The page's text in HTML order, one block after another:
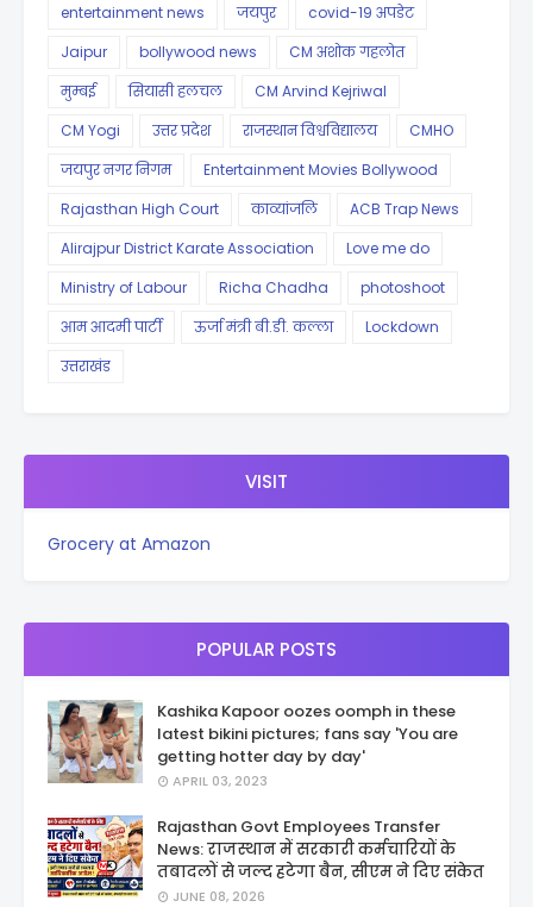
entertainment news जयपुर
covid-19 अपडेट
Jaipur
bollywood news
CM अशोक गहलोत
मुम्बई
सियासी हलचल
CM Arvind Kejriwal
CM Yogi
उत्तर प्रदेश राजस्थान विश्वविद्यालय
CMHO
जयपुर नगर निगम
Entertainment Movies Bollywood
Rajasthan High Court
काव्यांजलि
ACB Trap News
Alirajpur District Karate Association
Love me do
Ministry of Labour
Richa Chadha
photoshoot
आम आदमी पार्टी
ऊर्जा मंत्री बी.डी. कल्ला
Lockdown
उत्तराखंड
VISIT
Grocery at Amazon
POPULAR POSTS
Kashika Kapoor oozes oomph in these
latest bikini pictures; fans say 'You are
getting hotter day by day'
APRIL 03, 2023
Rajasthan Govt Employees Transfer
News: राजस्थान में सरकारी कर्मचारियों के
तबादलों से जल्द हटेगा बैन, सीएम ने दिए संकेत
JUNE 08, 2026